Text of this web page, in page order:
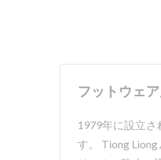
フットウェ
1979年に設立さ
す。 Tiong